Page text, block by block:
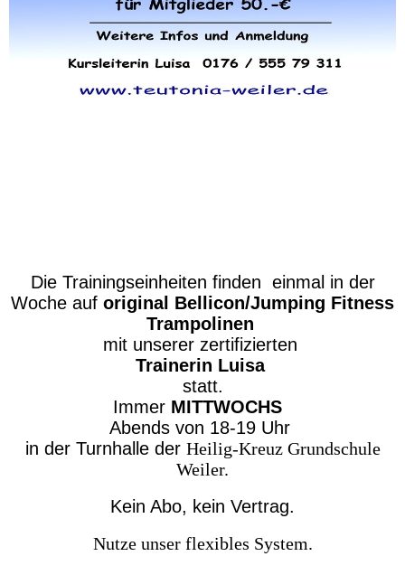
Die Trainingseinheiten finden einmal in der
Woche auf original Bellicon/Jumping Fitness
Trampolinen
mit unserer zertifizierten
Trainerin Luisa
statt.
Immer MITTWOCHS
Abends von 18-19 Uhr
in der Turnhalle der Heilig-Kreuz Grundschule
Weiler.
Kein Abo, kein Vertrag.
Nutze unser flexibles System.